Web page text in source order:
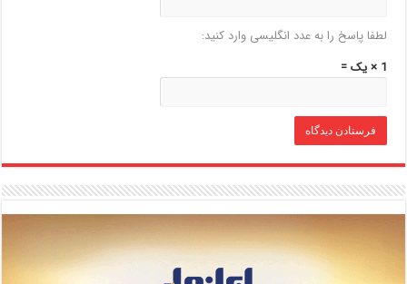
لطفا پاسخ را به عدد انگلیسی وارد کنید:
1 × یک =